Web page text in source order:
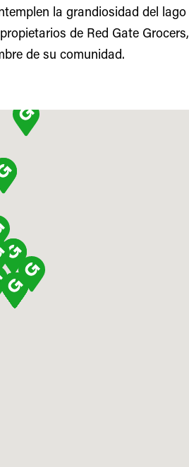
la grandiosidad del lago
de Red Gate Grocers,
de su comunidad.